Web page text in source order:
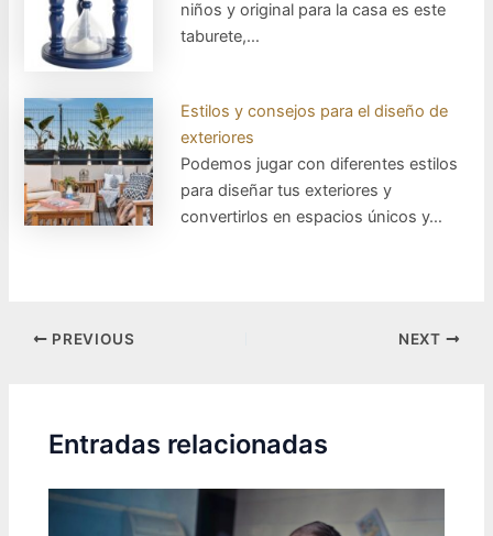
niños y original para la casa es este
taburete,…
Estilos y consejos para el diseño de
exteriores
Podemos jugar con diferentes estilos
para diseñar tus exteriores y
convertirlos en espacios únicos y…
Post
PREVIOUS NEXT
Entradas relacionadas